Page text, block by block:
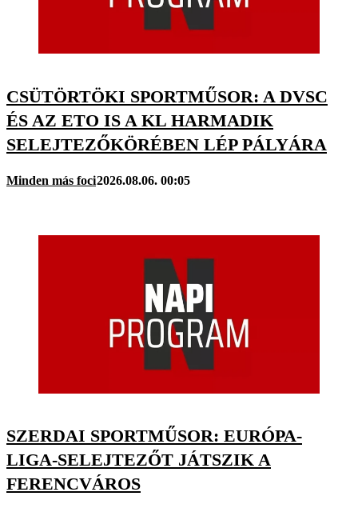
CSÜTÖRTÖKI SPORTMŰSOR: A DVSC
ÉS AZ ETO IS A KL HARMADIK
SELEJTEZŐKÖRÉBEN LÉP PÁLYÁRA
Minden más foci2026.08.06. 00:05
SZERDAI SPORTMŰSOR: EURÓPA-
LIGA-SELEJTEZŐT JÁTSZIK A
FERENCVÁROS